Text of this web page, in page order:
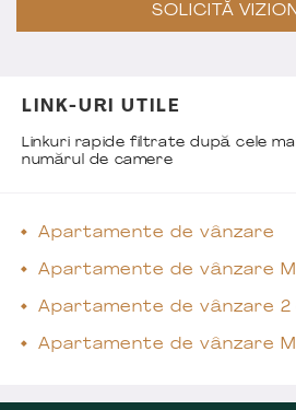
SOLICITĂ
LINK-URI UTILE
Linkuri rapide filtrate după cele
numărul de camere
Apartamente de vânzare
Apartamente de vânzare
Apartamente de vânzare 2
Apartamente de vânzare